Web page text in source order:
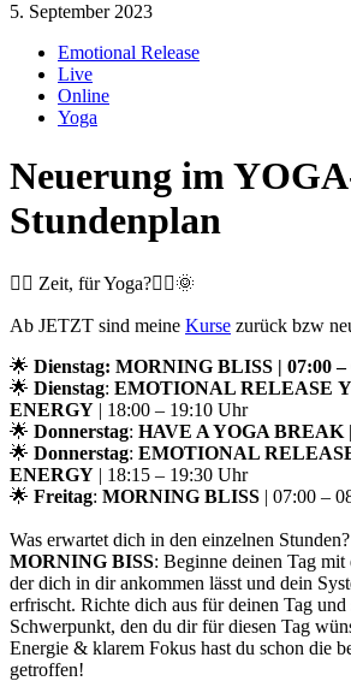
5. September 2023
Emotional Release
Live
Online
Yoga
Neuerung im
Stundenplan
🧘‍♀️ Zeit, für Yoga?🧘‍♂️🌞
Ab JETZT sind meine Kurse zurück bzw
🌟 Dienstag: MORNING BLISS | 07:00
🌟 Dienstag: EMOTIONAL RELEASE
ENERGY | 18:00 – 19:10 Uhr
🌟 Donnerstag: HAVE A YOGA BREAK
🌟 Donnerstag: EMOTIONAL
ENERGY | 18:15 – 19:30 Uhr
🌟 Freitag: MORNING BLISS | 07:00 –
Was erwartet dich in den einzelnen Stunden?
MORNING BISS: Beginne deinen Tag
der dich in dir ankommen lässt und dein
erfrischt. Richte dich aus für deinen Tag und
Schwerpunkt, den du dir für diesen Tag
Energie & klarem Fokus hast du schon die
getroffen!